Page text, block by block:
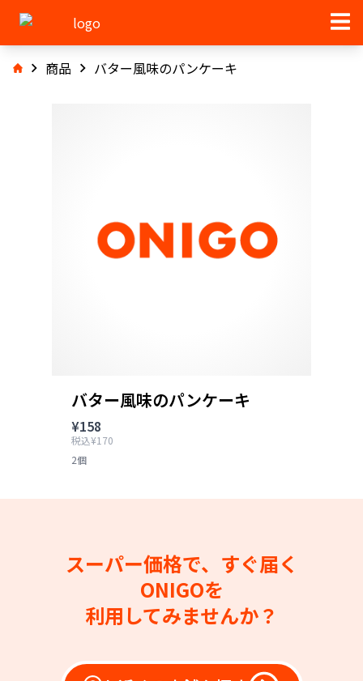
商品 バター風味のパンケーキ
バター風味のパンケーキ
¥158
税込¥170
2個
スーパー価格で、すぐ届く
ONIGOを
利用してみませんか？